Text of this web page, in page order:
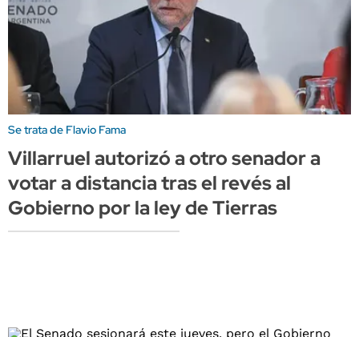
Se trata de Flavio Fama
Villarruel autorizó a otro senador a
votar a distancia tras el revés al
Gobierno por la ley de Tierras